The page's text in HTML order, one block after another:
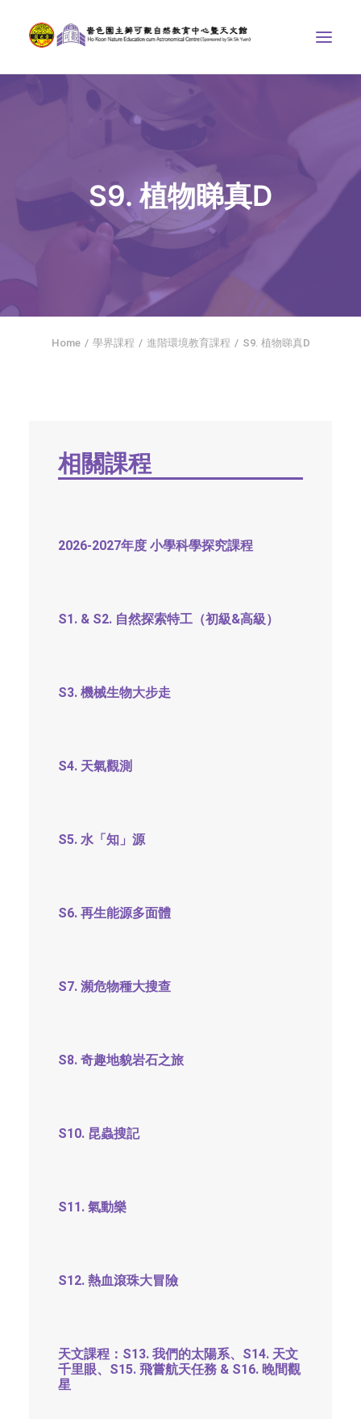
博物天地
比賽/專題計劃
S9. 植物睇真D
Home 學界課程 進階環境教育課程 S9. 植物睇真D
相關課程
2026-2027年度 小學科學探究課程
S1. & S2. 自然探索特工（初級&高級）
S3. 機械生物大步走
S4. 天氣觀測
S5. 水「知」源
S6. 再生能源多面體
S7. 瀕危物種大搜查
S8. 奇趣地貌岩石之旅
S10. 昆蟲搜記
S11. 氣動樂
S12. 熱血滾珠大冒險
天文課程：S13. 我們的太陽系、S14. 天文
千里眼、S15. 飛嘗航天任務 & S16. 晚間觀
星